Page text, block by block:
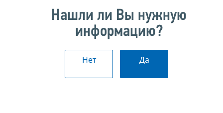
Нашли ли Вы нужную
информацию?
Нет Да